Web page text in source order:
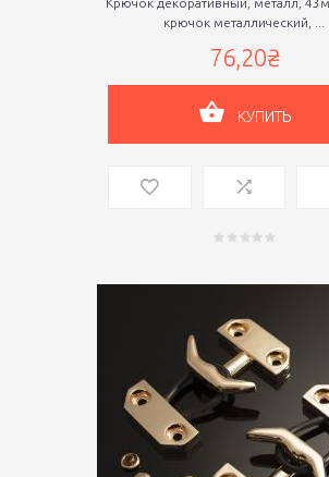
крючок металлический, ...
76,20₴
КУПИТЬ